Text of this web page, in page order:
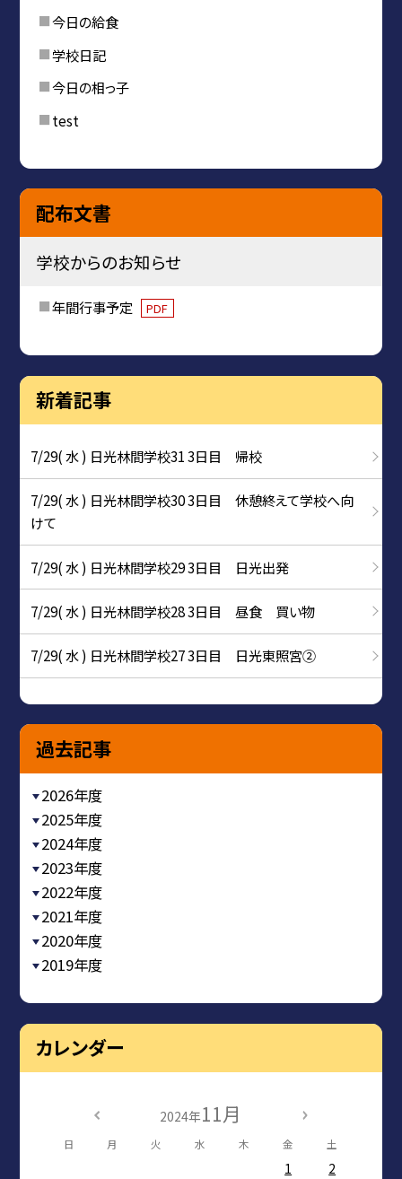
今日の給食
学校日記
今日の相っ子
test
配布文書
学校からのお知らせ
年間行事予定 PDF
新着記事
7/29( 水 ) 日光林間学校31 3日目 帰校
7/29( 水 ) 日光林間学校30 3日目 休憩終えて学校へ向
けて
7/29( 水 ) 日光林間学校29 3日目 日光出発
7/29( 水 ) 日光林間学校28 3日目 昼食 買い物
7/29( 水 ) 日光林間学校27 3日目 日光東照宮②
過去記事
2026年度
2025年度
2024年度
2023年度
2022年度
2021年度
2020年度
2019年度
カレンダー
2024年11月
日 月 火 水 木 金 土
1
2